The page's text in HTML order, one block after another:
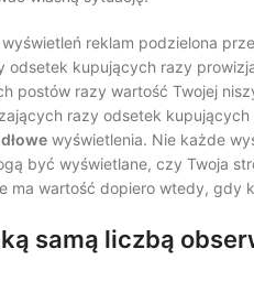
reklam podzielona
odsetek kupujących razy
postów razy wartość Twojej
razy odsetek
wyświetlenia. Nie każde
być wyświetlane, czy Twoja
ma wartość dopiero wtedy, gdy
samą liczbą